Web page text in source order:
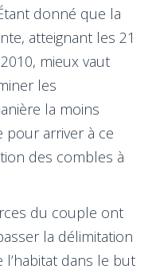
donné que la
atteignant les 21
mieux vaut
les
la moins
arriver à ce
des combles à
du couple ont
la délimitation
l’habitat dans le but